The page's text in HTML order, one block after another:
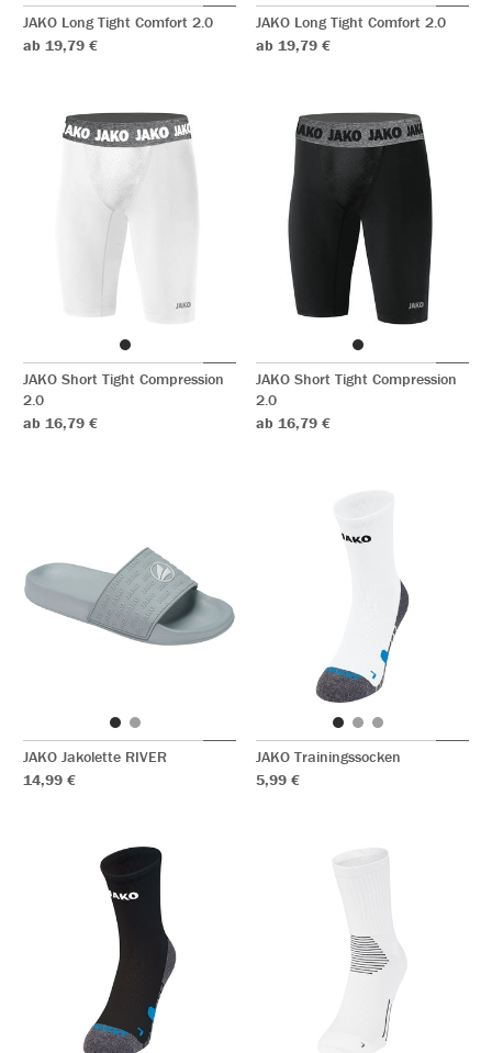
JAKO Long Tight Comfort 2.0
ab 19,79 €
JAKO Long Tight Comfort 2.0
ab 19,79 €
JAKO Short Tight Compression
2.0
ab 16,79 €
JAKO Short Tight Compression
2.0
ab 16,79 €
JAKO Jakolette RIVER
14,99 €
JAKO Trainingssocken
5,99 €